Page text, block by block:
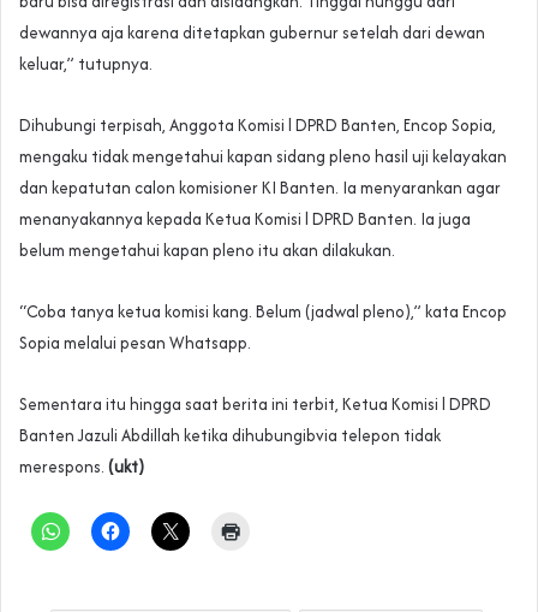
dewannya aja karena ditetapkan gubernur setelah dari dewan
keluar,” tutupnya.
Dihubungi terpisah, Anggota Komisi l DPRD Banten, Encop Sopia,
mengaku tidak mengetahui kapan sidang pleno hasil uji kelayakan
dan kepatutan calon komisioner KI Banten. Ia menyarankan agar
menanyakannya kepada Ketua Komisi l DPRD Banten. Ia juga
belum mengetahui kapan pleno itu akan dilakukan.
“Coba tanya ketua komisi kang. Belum (jadwal pleno),” kata Encop
Sopia melalui pesan Whatsapp.
Sementara itu hingga saat berita ini terbit, Ketua Komisi l DPRD
Banten Jazuli Abdillah ketika dihubungibvia telepon tidak
merespons. (ukt)